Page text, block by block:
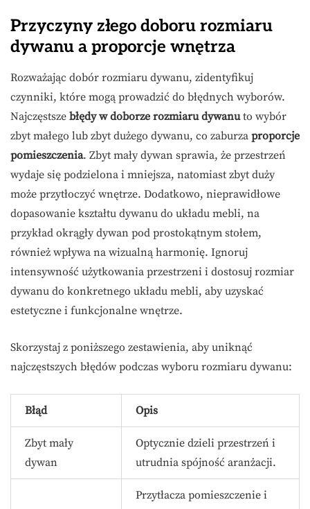
Przyczyny złego doboru rozmiaru
dywanu a proporcje wnętrza
Rozważając dobór rozmiaru dywanu, zidentyfikuj
czynniki, które mogą prowadzić do błędnych wyborów.
Najczęstsze błędy w doborze rozmiaru dywanuto wybór
zbyt małego lub zbyt dużego dywanu, co zaburza proporcje
pomieszczenia. Zbyt mały dywan sprawia, że przestrzeń
wydaje się podzielona i mniejsza, natomiast zbyt duży
może przytłoczyć wnętrze. Dodatkowo, nieprawidłowe
dopasowanie kształtu dywanu do układu mebli, na
przykład okrągły dywan pod prostokątnym stołem,
również wpływa na wizualną harmonię. Ignoruj
intensywność użytkowania przestrzeni i dostosuj rozmiar
dywanu do konkretnego układu mebli, aby uzyskać
estetyczne i funkcjonalne wnętrze.
Skorzystaj z poniższego zestawienia, aby uniknąć
najczęstszych błędów podczas wyboru rozmiaru dywanu:
Błąd Opis
Zbyt mały
dywan
Optycznie dzieli przestrzeń i
utrudnia spójność aranżacji.
Przytłacza pomieszczenie i